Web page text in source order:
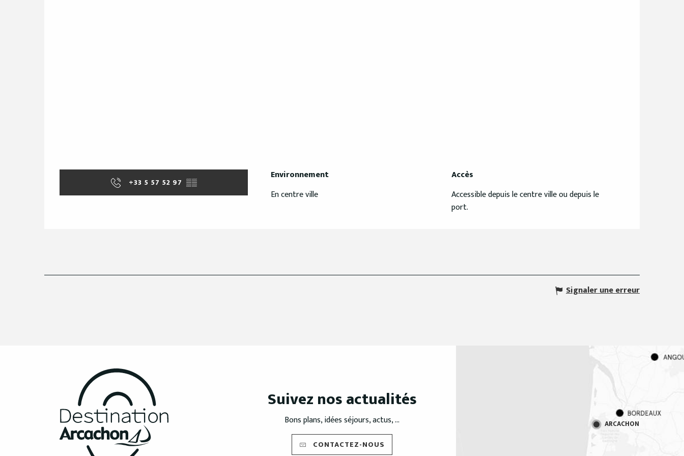
+33 5 57 52 97 ▒▒
Environnement
Environnement
En centre ville
Accès
Accès
Accessible depuis le centre ville ou depuis le
port.
Signaler une erreur
Suivez nos actualités
Bons plans, idées séjours, actus, ...
CONTACTEZ-NOUS
ARCACHON